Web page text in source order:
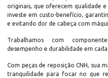
originais, que oferecem qualidade
investe em custo-benefício,
e evitando dor de cabeça com
Trabalhamos com
desempenho e durabilidade em
Com peças de reposição CNH, sua
tranquilidade para focar no que